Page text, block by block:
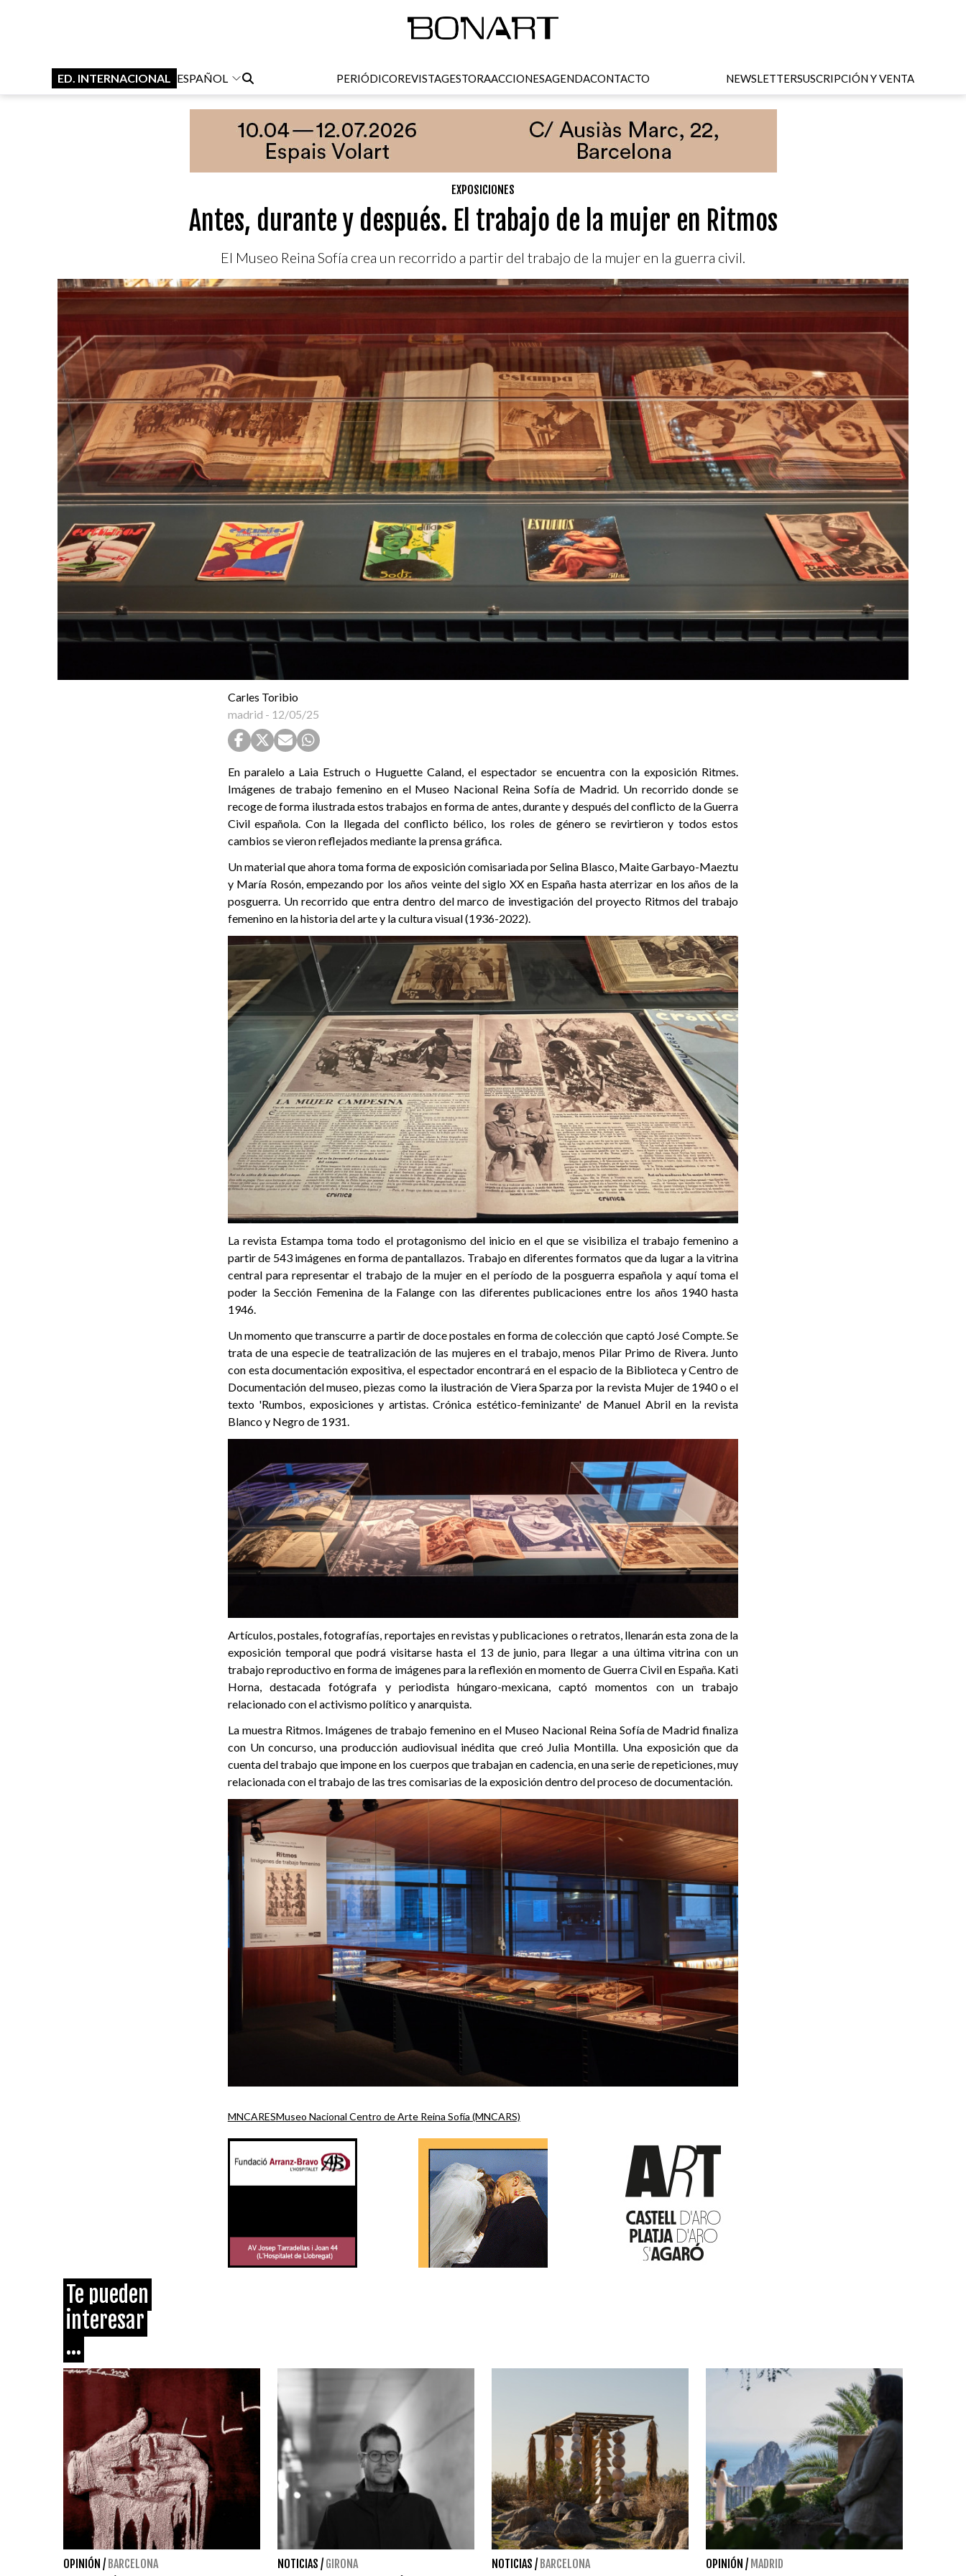
ED. INTERNACIONAL ESPAÑOL PERIÓDICOREVISTAGESTORAACCIONESAGENDACONTACTO NEWSLETTERSUSCRIPCIÓN Y VENTA
EXPOSICIONES
Antes, durante y después. El trabajo de la mujer en Ritmos
El Museo Reina Sofía crea un recorrido a partir del trabajo de la mujer en la guerra civil.
Carles Toribio
madrid - 12/05/25
En paralelo a Laia Estruch o Huguette Caland, el espectador se encuentra con la exposición Ritmes.
Imágenes de trabajo femenino en el Museo Nacional Reina Sofía de Madrid. Un recorrido donde se
recoge de forma ilustrada estos trabajos en forma de antes, durante y después del conflicto de la Guerra
Civil española. Con la llegada del conflicto bélico, los roles de género se revirtieron y todos estos
cambios se vieron reflejados mediante la prensa gráfica.
Un material que ahora toma forma de exposición comisariada por Selina Blasco, Maite Garbayo-Maeztu
y María Rosón, empezando por los años veinte del siglo XX en España hasta aterrizar en los años de la
posguerra. Un recorrido que entra dentro del marco de investigación del proyecto Ritmos del trabajo
femenino en la historia del arte y la cultura visual (1936-2022).
La revista Estampa toma todo el protagonismo del inicio en el que se visibiliza el trabajo femenino a
partir de 543 imágenes en forma de pantallazos. Trabajo en diferentes formatos que da lugar a la vitrina
central para representar el trabajo de la mujer en el período de la posguerra española y aquí toma el
poder la Sección Femenina de la Falange con las diferentes publicaciones entre los años 1940 hasta
1946.
Un momento que transcurre a partir de doce postales en forma de colección que captó José Compte. Se
trata de una especie de teatralización de las mujeres en el trabajo, menos Pilar Primo de Rivera. Junto
con esta documentación expositiva, el espectador encontrará en el espacio de la Biblioteca y Centro de
Documentación del museo, piezas como la ilustración de Viera Sparza por la revista Mujer de 1940 o el
texto 'Rumbos, exposiciones y artistas. Crónica estético-feminizante' de Manuel Abril en la revista
Blanco y Negro de 1931.
Artículos, postales, fotografías, reportajes en revistas y publicaciones o retratos, llenarán esta zona de la
exposición temporal que podrá visitarse hasta el 13 de junio, para llegar a una última vitrina con un
trabajo reproductivo en forma de imágenes para la reflexión en momento de Guerra Civil en España. Kati
Horna, destacada fotógrafa y periodista húngaro-mexicana, captó momentos con un trabajo
relacionado con el activismo político y anarquista.
La muestra Ritmos. Imágenes de trabajo femenino en el Museo Nacional Reina Sofía de Madrid finaliza
con Un concurso, una producción audiovisual inédita que creó Julia Montilla. Una exposición que da
cuenta del trabajo que impone en los cuerpos que trabajan en cadencia, en una serie de repeticiones, muy
relacionada con el trabajo de las tres comisarias de la exposición dentro del proceso de documentación.
MNCARESMuseo Nacional Centro de Arte Reina Sofía (MNCARS)
Te pueden
interesar
...
OPINIÓN / BARCELONA NOTICIAS / GIRONA NOTICIAS / BARCELONA OPINIÓN / MADRID